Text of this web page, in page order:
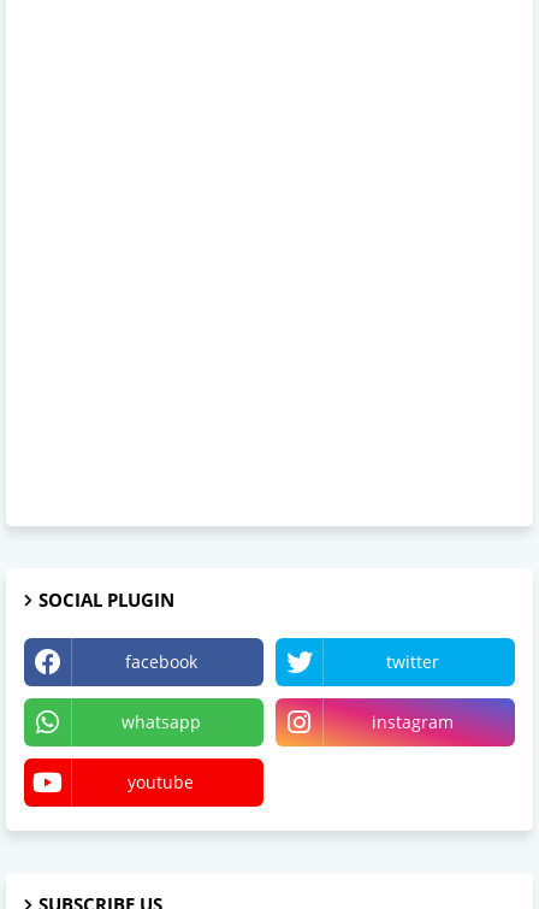
SOCIAL PLUGIN
facebook twitter
whatsapp instagram
youtube
SUBSCRIBE US